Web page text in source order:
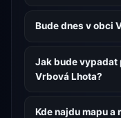
Bude dnes v obci
Jak bude vypadat
Vrbová Lhota?
Kde najdu mapu a